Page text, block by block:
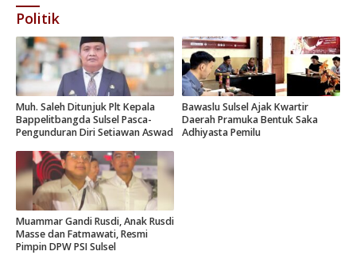
Politik
Muh. Saleh Ditunjuk Plt Kepala
Bappelitbangda Sulsel Pasca-
Pengunduran Diri Setiawan Aswad
Bawaslu Sulsel Ajak Kwartir
Daerah Pramuka Bentuk Saka
Adhiyasta Pemilu
Muammar Gandi Rusdi, Anak Rusdi
Masse dan Fatmawati, Resmi
Pimpin DPW PSI Sulsel